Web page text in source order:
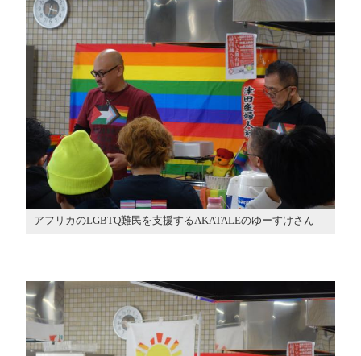
アフリカのLGBTQ難民を支援するAKATALEのゆーすけさん